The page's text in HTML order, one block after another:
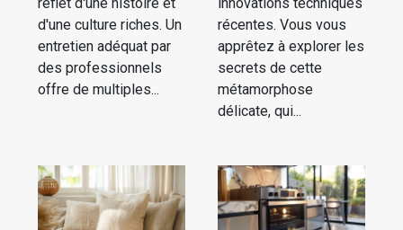
d'une culture riches. Un
entretien adéquat par
des professionnels
offre de multiples...
récentes. Vous vous
apprêtez à explorer les
secrets de cette
métamorphose
délicate, qui...